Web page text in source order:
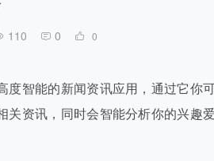
110 0 0
度智能的新闻资讯应用，通过它你
关资讯，同时会智能分析你的兴趣